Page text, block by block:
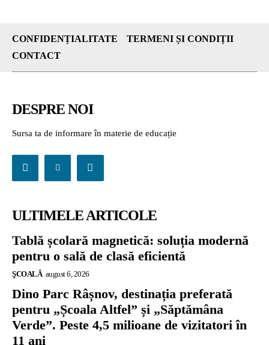
CONFIDENȚIALITATE
TERMENI ȘI CONDIȚII
CONTACT
DESPRE NOI
Sursa ta de informare în materie de educație
ULTIMELE ARTICOLE
Tablă școlară magnetică: soluția modernă
pentru o sală de clasă eficientă
ŞCOALĂ august 6, 2026
Dino Parc Râșnov, destinația preferată
pentru „Școala Altfel” și „Săptămâna
Verde”. Peste 4,5 milioane de vizitatori în
11 ani